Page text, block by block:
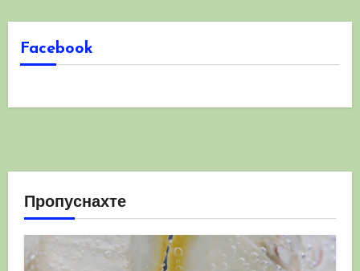
Facebook
Пропуснахте